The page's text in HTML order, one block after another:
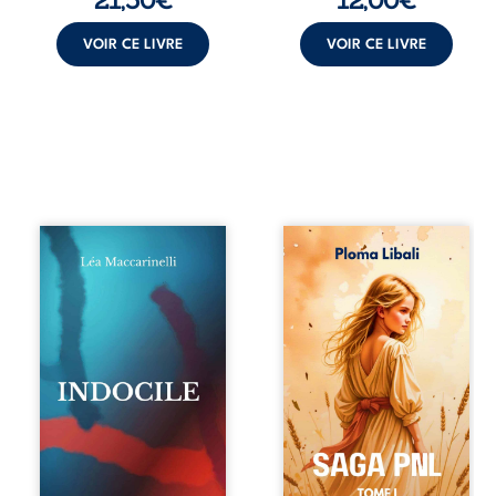
VOIR CE LIVRE VOIR CE LIVRE
Quatre parties.
Quatre refus.
Quatre visages
d’une existence en
friction. Entre les
silences qu’on ne
déchiffre pas, les
amours qu’on
dérange, les corps
qu’on administre
et les liens qu’on
sabote, cet
ouvrage parle à
Autrefois, les
champs d’Atlantis
vibraient sous le
vent et les enfants
couraient dans les
blés. Puis la
couronne plia le
genou, livrant son
peuple à l’ombre
d’Ivorny. À Atove,
Luwel aurait pu
disparaître dans
les ruines de son